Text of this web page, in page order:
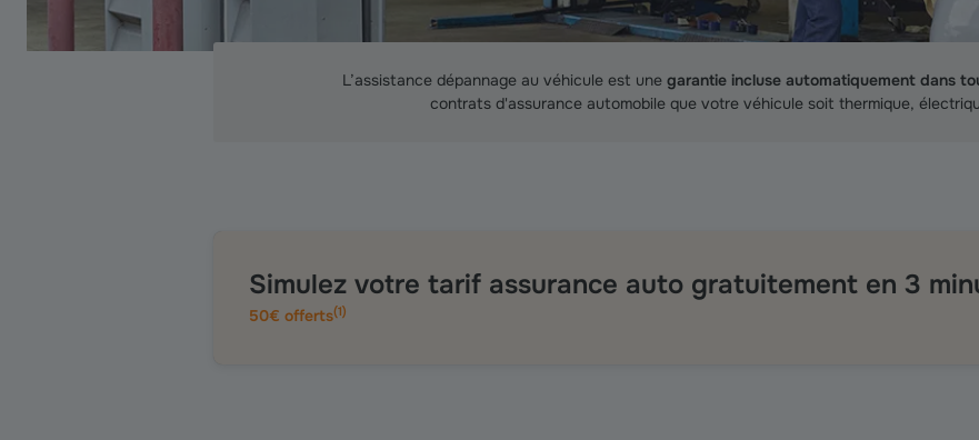
L’assistance dépannage au véhicule est une garantie incluse automatiquement dans
contrats d'assurance automobile que votre véhicule soit thermique,
Simulez votre tarif assurance auto gratuitement en 3
50€ offerts(1)